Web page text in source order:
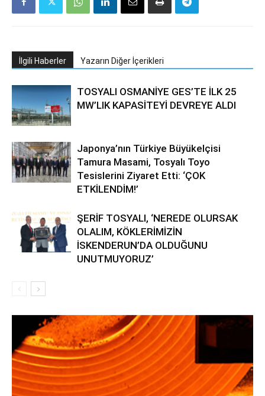
İlgili Haberler Yazarın Diğer İçerikleri
TOSYALI OSMANİYE GES’TE İLK 25
MW’LIK KAPASİTEYİ DEVREYE ALDI
Japonya’nın Türkiye Büyükelçisi
Tamura Masami, Tosyalı Toyo
Tesislerini Ziyaret Etti: ‘ÇOK
ETKİLENDİM!’
ŞERİF TOSYALI, ‘NEREDE OLURSAK
OLALIM, KÖKLERİMİZİN
İSKENDERUN’DA OLDUĞUNU
UNUTMUYORUZ’